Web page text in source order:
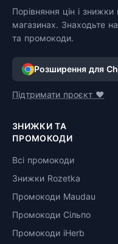
Порівняння цін і знижки
магазинах. Знаходьте
та промокоди.
Розширення для
Підтримати проєкт ❤️
ЗНИЖКИ ТА
ПРОМОКОДИ
Всі промокоди
Знижки Rozetka
Промокоди Maudau
Промокоди Сільпо
Промокоди iHerb